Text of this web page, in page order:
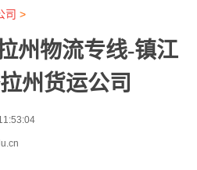
司 >
州物流专线-镇江
州货运公司